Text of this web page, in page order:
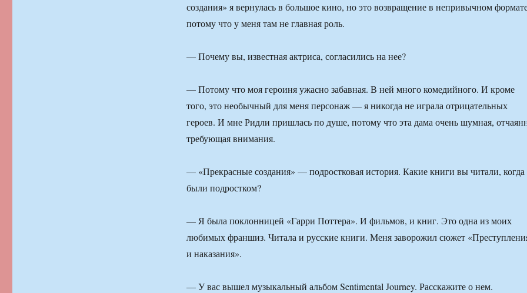
создания» я вернулась в большое кино, но это возвращение в непривычном
потому что у меня там не главная роль.
— Почему вы, известная актриса, согласились на нее?
— Потому что моя героиня ужасно забавная. В ней много комедийного. И кроме
того, это необычный для меня персонаж — я никогда не играла отрицательных
героев. И мне Ридли пришлась по душе, потому что эта дама очень шумная,
требующая внимания.
— «Прекрасные создания» — подростковая история. Какие книги вы читали, когда
были подростком?
— Я была поклонницей «Гарри Поттера». И фильмов, и книг. Это одна из моих
любимых франшиз. Читала и русские книги. Меня заворожил сюжет
и наказания».
— У вас вышел музыкальный альбом Sentimental Journey. Расскажите о нем.